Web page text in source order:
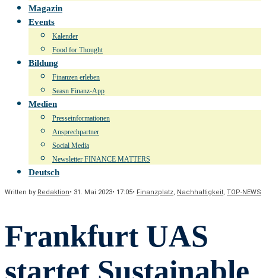
Magazin
Events
Kalender
Food for Thought
Bildung
Finanzen erleben
Seasn Finanz-App
Medien
Presseinformationen
Ansprechpartner
Social Media
Newsletter FINANCE MATTERS
Deutsch
Written by Redaktion• 31. Mai 2023• 17:05• Finanzplatz, Nachhaltigkeit, TOP-NEWS
Frankfurt UAS
startet Sustainable